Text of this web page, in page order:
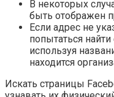
В некоторых
быть отображен
Если адрес не
попытаться найти
используя
находится
Искать страницы